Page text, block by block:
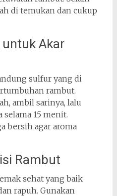
di temukan dan cukup
Akar
sulfur yang di
rambut.
ambil sarinya, lalu
15 menit.
bersih agar aroma
Rambut
sehat yang baik
rapuh. Gunakan